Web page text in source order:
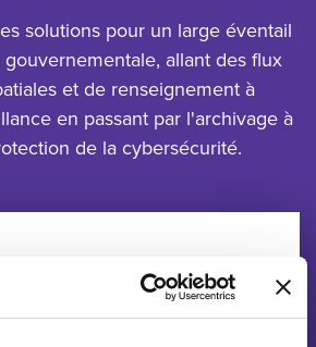
solutions pour un large éventail
allant des flux
et de renseignement à
en passant par l'archivage à
de la cybersécurité.